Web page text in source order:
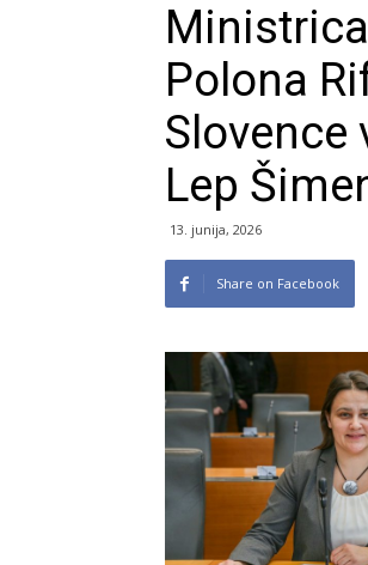
Polona
Slovence
Lep
13. junija, 2026
Share on Facebook